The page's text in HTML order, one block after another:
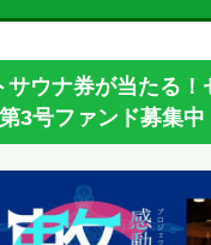
サウナ券が当たる！
3号ファンド募集中